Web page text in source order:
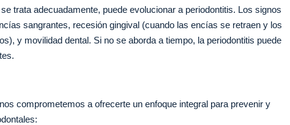
trata adecuadamente, puede evolucionar a periodontitis. Los signos
sangrantes, recesión gingival (cuando las encías se retraen y los
y movilidad dental. Si no se aborda a tiempo, la periodontitis puede
comprometemos a ofrecerte un enfoque integral para prevenir y